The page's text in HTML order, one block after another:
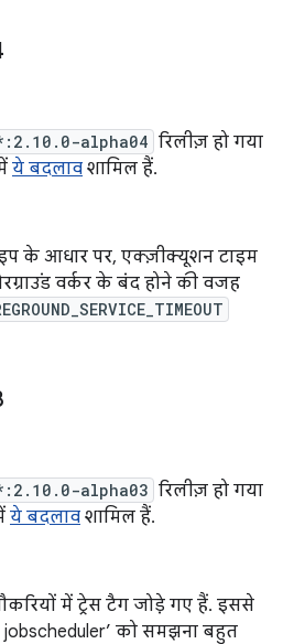
alpha04 रिलीज़ हो गया
ये बदलाव शामिल हैं.
के आधार पर, एक्ज़ीक्यूशन टाइम
वर्कर के बंद होने की वजह
alpha03 रिलीज़ हो गया
ये बदलाव शामिल हैं.
में ट्रेस टैग जोड़े गए हैं. इससे
jobscheduler’ को समझना बहुत